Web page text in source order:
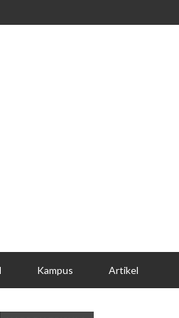
Kampus Artikel